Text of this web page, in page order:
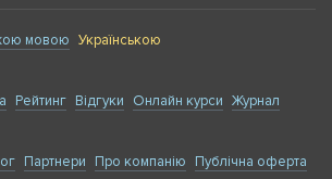
мовою Українською
Рейтинг Відгуки Онлайн курси Журнал
Партнери Про компанію
Публічна оферта